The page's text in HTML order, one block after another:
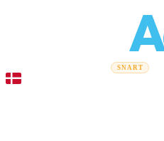
Flyttefirmaer SNART